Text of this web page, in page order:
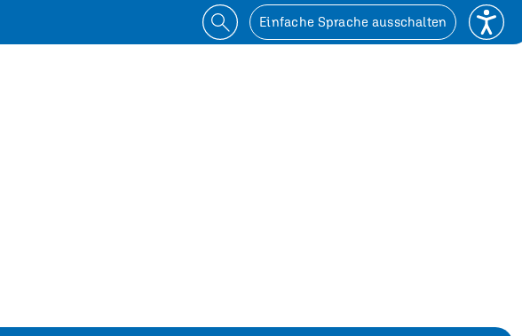
Einfache Sprache ausschalten